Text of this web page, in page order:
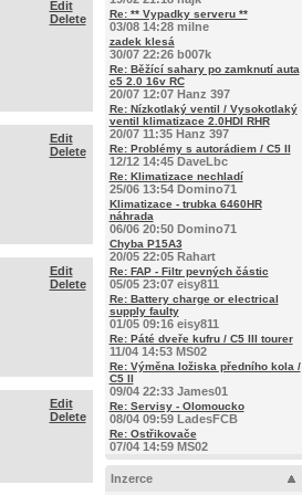
Edit
Delete
Edit
Delete
Edit
Delete
Edit
Delete
Re: ** Vypadky serveru **
03/08 14:28 milne
zadek klesá
30/07 22:26 b007k
Re: Běžící sahary po zamknutí auta
c5 2.0 16v RC
20/07 12:07 Hanz 397
Re: Nízkotlaký ventil / Vysokotlaký
ventil klimatizace 2.0HDI RHR
20/07 11:35 Hanz 397
Re: Problémy s autorádiem / C5 II
12/12 14:45 DaveLbc
Re: Klimatizace nechladí
25/06 13:54 Domino71
Klimatizace - trubka 6460HR
náhrada
06/06 20:50 Domino71
Chyba P15A3
20/05 22:05 Rahart
Re: FAP - Filtr pevných částic
05/05 23:07 eisy811
Re: Battery charge or electrical
supply faulty
01/05 09:16 eisy811
Re: Páté dveře kufru / C5 III tourer
11/04 14:53 MS02
Re: Výměna ložiska předního kola /
C5 II
09/04 22:33 James01
Re: Servisy - Olomoucko
08/04 09:59 LadesFCB
Re: Ostřikovače
07/04 14:59 MS02
Inzerce